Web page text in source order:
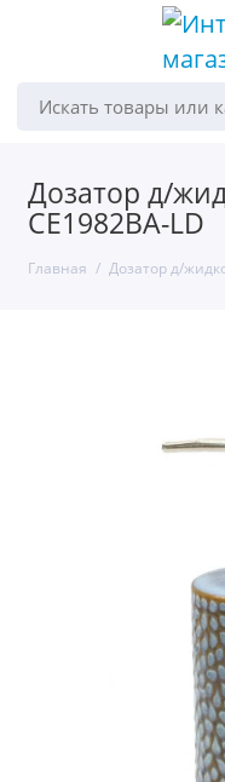
Искать товары или
Дозатор д/
CE1982BA-LD
Главная Дозатор д/